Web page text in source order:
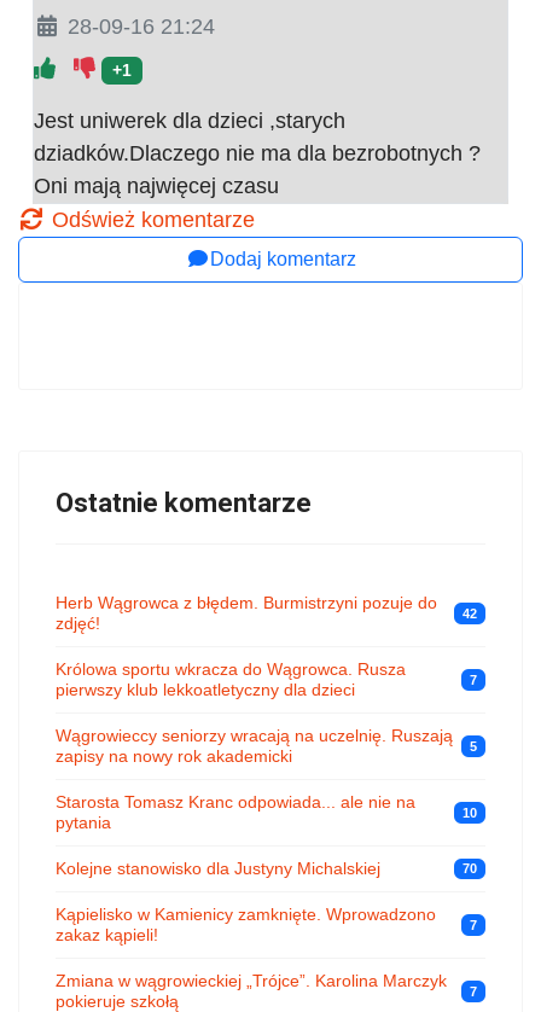
28-09-16 21:24
+1
Jest uniwerek dla dzieci ,starych
dziadków.Dlaczego nie ma dla bezrobotnych ?
Oni mają najwięcej czasu
Odśwież komentarze
Dodaj komentarz
Ostatnie komentarze
Herb Wągrowca z błędem. Burmistrzyni pozuje do
zdjęć!
42
Królowa sportu wkracza do Wągrowca. Rusza
pierwszy klub lekkoatletyczny dla dzieci
7
Wągrowieccy seniorzy wracają na uczelnię. Ruszają
zapisy na nowy rok akademicki
5
Starosta Tomasz Kranc odpowiada... ale nie na
pytania
10
Kolejne stanowisko dla Justyny Michalskiej 70
Kąpielisko w Kamienicy zamknięte. Wprowadzono
zakaz kąpieli!
7
Zmiana w wągrowieckiej „Trójce”. Karolina Marczyk
pokieruje szkołą
7